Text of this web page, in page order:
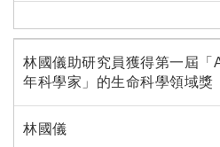
林國儀助研究員獲得第一屆
年科學家」的生命科學領域獎
林國儀